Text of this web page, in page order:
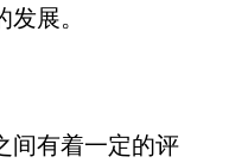
展。
间有着一定的评